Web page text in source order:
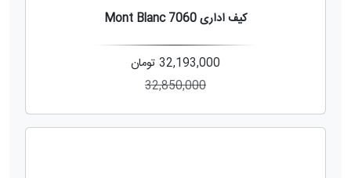
کیف اداری Mont Blanc 7060
32,193,000 تومان
32,850,000